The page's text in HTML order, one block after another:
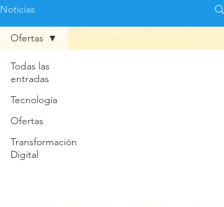
Noticias
Todas las
entradas
Tecnología
Ofertas
Transformación
Digital
Ofertas